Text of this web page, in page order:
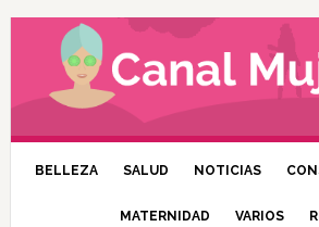
BELLEZA SALUD NOTICIAS
MATERNIDAD VARIOS